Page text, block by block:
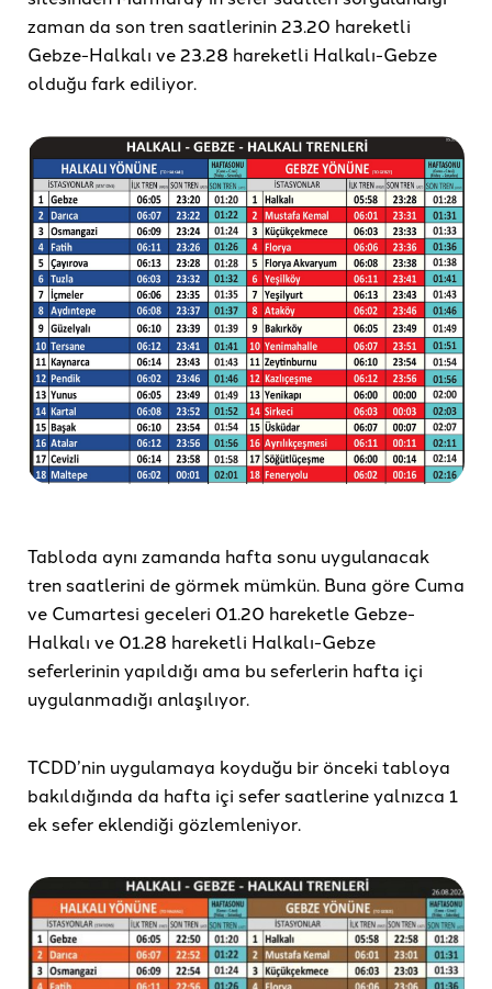
zaman da son tren saatlerinin 23.20 hareketli
Gebze-Halkalı ve 23.28 hareketli Halkalı-Gebze
olduğu fark ediliyor.
Tabloda aynı zamanda hafta sonu uygulanacak
tren saatlerini de görmek mümkün. Buna göre Cuma
ve Cumartesi geceleri 01.20 hareketle Gebze-
Halkalı ve 01.28 hareketli Halkalı-Gebze
seferlerinin yapıldığı ama bu seferlerin hafta içi
uygulanmadığı anlaşılıyor.
TCDD’nin uygulamaya koyduğu bir önceki tabloya
bakıldığında da hafta içi sefer saatlerine yalnızca 1
ek sefer eklendiği gözlemleniyor.